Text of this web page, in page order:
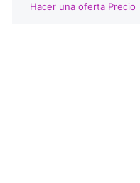
Hacer una oferta Precio